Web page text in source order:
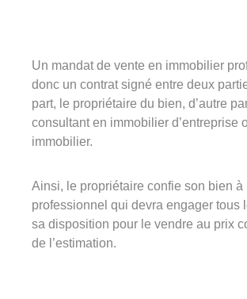
Lundi au vendredi ( 8h00 – 17h00 )
Un mandat de vente en immobilier
donc un contrat signé entre deux
part, le propriétaire du bien, d’autre
consultant en immobilier d’entreprise
immobilier.
Ainsi, le propriétaire confie son bien à
professionnel qui devra engager tous
sa disposition pour le vendre au prix
de l’estimation.